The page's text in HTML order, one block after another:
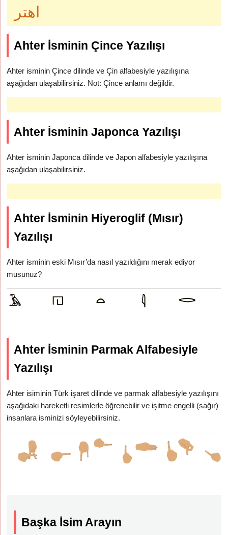
اهتر
Ahter İsminin Çince Yazılışı
Ahter isminin Çince dilinde ve Çin alfabesiyle yazılışına
aşağıdan ulaşabilirsiniz. Not: Çince anlamı değildir.
Ahter İsminin Japonca Yazılışı
Ahter isminin Japonca dilinde ve Japon alfabesiyle yazılışına
aşağıdan ulaşabilirsiniz.
Ahter İsminin Hiyeroglif (Mısır)
Yazılışı
Ahter isminin eski Mısır’da nasıl yazıldığını merak ediyor
musunuz?
Ahter İsminin Parmak Alfabesiyle
Yazılışı
Ahter isiminin Türk işaret dilinde ve parmak alfabesiyle yazılışını
aşağıdaki hareketli resimlerle öğrenebilir ve işitme engelli (sağır)
insanlara isminizi söyleyebilirsiniz.
Başka İsim Arayın